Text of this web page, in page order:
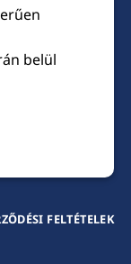
belül
FELTÉTELEK